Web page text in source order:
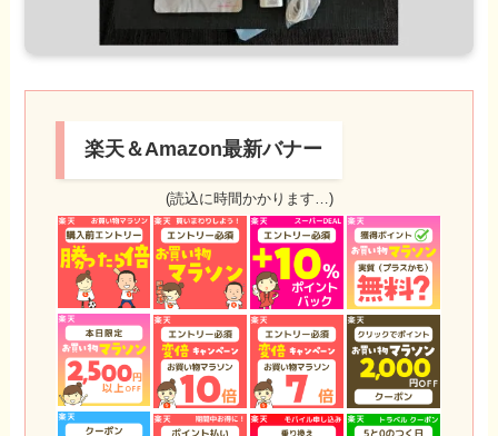
楽天＆Amazon最新バナー
(読込に時間かかります…)